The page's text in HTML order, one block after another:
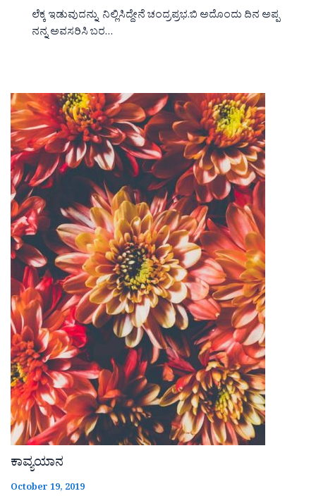
ಲೆಕ್ಕ ಇಡುವುದನ್ನು ನಿಲ್ಲಿಸಿದ್ದೇನೆ ಚಂದ್ರಪ್ರಭ.ಬಿ ಅದೊಂದು ದಿನ ಅಪ್ಪ
ನನ್ನ ಅವಸರಿಸಿ ಬರ…
ಕಾವ್ಯಯಾನ
October 19, 2019